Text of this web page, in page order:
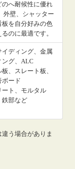
のへ耐候性に優れ
外壁、シャッター
板を自分好みの色
のに最適です。
イディング、金属
ング、ALC
板、スレート板、
ボード
ート、モルタル
鉄部など
う場合がありま